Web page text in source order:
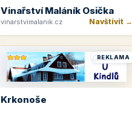
Vinařství Maláník Osička
vinarstvimalanik.cz Navštívit →
REKLAMA
Krkonoše